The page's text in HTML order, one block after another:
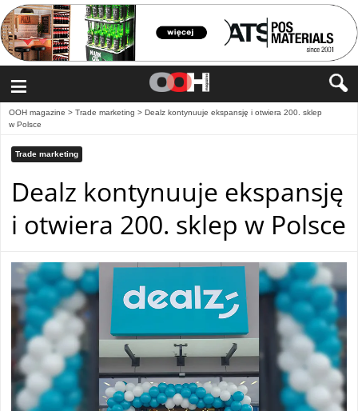
≡
OOH magazine > Trade marketing > Dealz kontynuuje ekspansję i otwiera 200. sklep
w Polsce
Trade marketing
Dealz kontynuuje ekspansję
i otwiera 200. sklep w Polsce